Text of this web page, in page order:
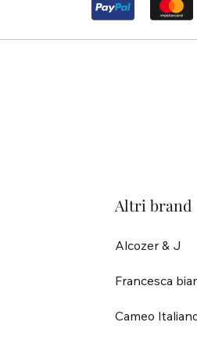
Altri brand
Alcozer & J
Francesca
Cameo